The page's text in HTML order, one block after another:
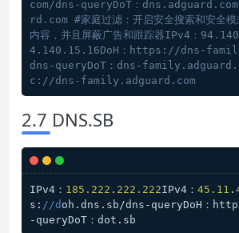
com/dns-queryDoT：
rd.com #家庭过滤：开启安全搜索和安全模
内容，并且屏蔽广告和跟踪器IPv4：
4.140.15.16DoH：https://dns-
dns-queryDoT：dns-
c://dns-family.adguard.com
2.7 DNS.SB
IPv4： 185.222 . 222.222IPv4： 45.11 .
s: //d oh.dns.sb/dns-queryDoH：
-queryDoT：dot.sb